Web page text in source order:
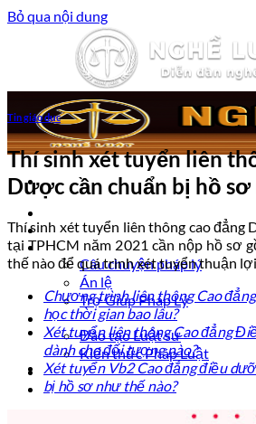
Bỏ qua nội dung
Luật sư tư vấn
Vấn đề pháp lý
Câu chuyện pháp lý
Án lệ
Trợ Giúp Pháp Lý
Nghề Luật
Đào tạo Luật sư
Kiến thức Pháp Luật
Kinh nghiệm – Kỹ năng
Tin tức pháp luật
Tin giáo dục
Thí sinh xét tuyển liên
Dược cần chuẩn bị hồ
Thí sinh xét tuyển liên thông cao đẳng
tại TPHCM năm 2021 cần nộp hồ sơ
thế nào để quá trình xét tuyển thuận lợi
Chương trình liên thông Cao
học thời gian bao lâu?
Xét tuyển liên thông Cao đẳng
dành cho đối tượng nào?
Xét tuyển Vb2 Cao đẳng điều
bị hồ sơ như thế nào?